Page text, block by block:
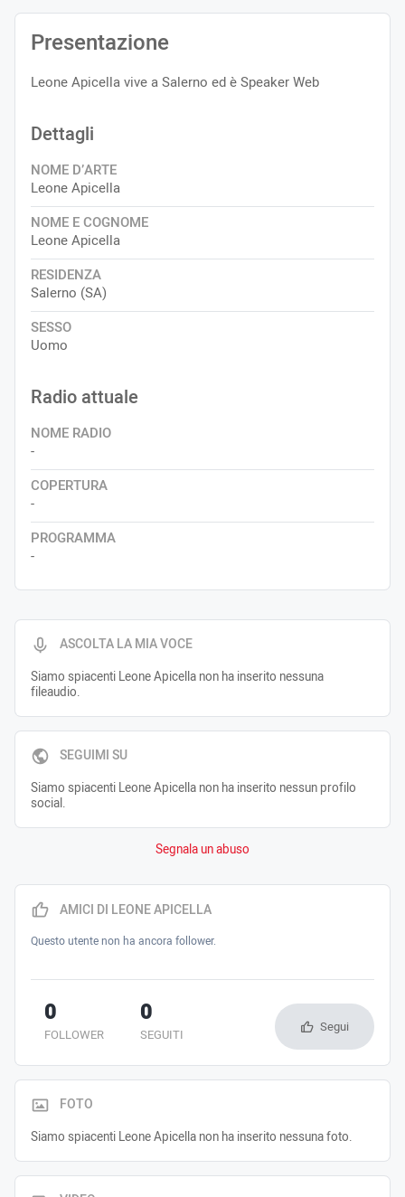
ASCOLTA LA MIA VOCE
Siamo spiacenti Leone Apicella non ha inserito nessuna
fileaudio.
SEGUIMI SU
Siamo spiacenti Leone Apicella non ha inserito nessun profilo
social.
Segnala un abuso
Presentazione
Leone Apicella vive a Salerno ed è Speaker Web
Dettagli
NOME D’ARTE
Leone Apicella
NOME E COGNOME
Leone Apicella
RESIDENZA
Salerno (SA)
SESSO
Uomo
Radio attuale
NOME RADIO
-
COPERTURA
-
PROGRAMMA
-
AMICI DI LEONE APICELLA
Questo utente non ha ancora follower.
FOLLOWER
0
SEGUITI
0 Segui
FOTO
Siamo spiacenti Leone Apicella non ha inserito nessuna foto.